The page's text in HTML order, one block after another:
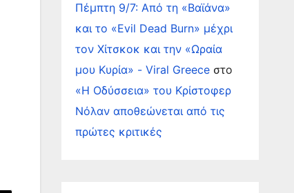
Πέμπτη 9/7: Από τη «Βαϊάνα»
και το «Evil Dead Burn» μέχρι
τον Χίτσκοκ και την «Ωραία
μου Κυρία» - Viral Greeceστο
«Η Οδύσσεια» του Κρίστοφερ
Νόλαν αποθεώνεται από τις
πρώτες κριτικές